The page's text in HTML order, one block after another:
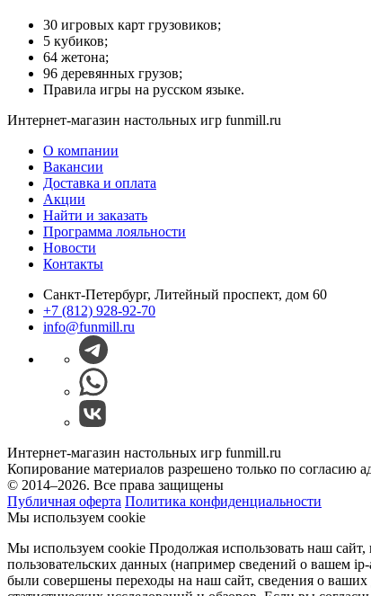
30 игровых карт грузовиков;
5 кубиков;
64 жетона;
96 деревянных грузов;
Правила игры на русском языке.⁠
Интернет-магазин настольных игр funmill.ru
О компании
Вакансии
Доставка и оплата
Акции
Найти и заказать
Программа лояльности
Новости
Контакты
Санкт-Петербург, Литейный проспект, дом 60
+7 (812) 928-92-70
info@funmill.ru
Интернет-магазин настольных игр funmill.ru
Копирование материалов разрешено только по согласию
© 2014–2026. Все права защищены
Публичная оферта Политика конфиденциальности
Мы используем cookie
Мы используем cookie Продолжая использовать наш cайт,
пользовательских данных (например сведений о вашем
были совершены переходы на наш сайт, сведения о ваших